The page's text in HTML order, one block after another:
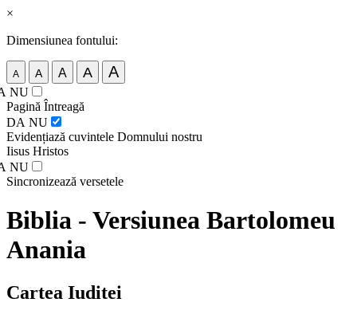
×
Dimensiunea fontului:
A A A A A
NU
Pagină Întreagă
DA NU
Evidențiază cuvintele Domnului nostru
Iisus Hristos
NU
Sincronizează versetele
Biblia - Versiunea Bartolomeu
Anania
Cartea Iuditei